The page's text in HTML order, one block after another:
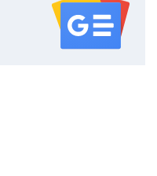
serwisu